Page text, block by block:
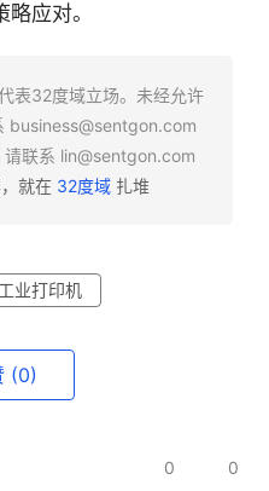
应对。
表32度域立场。未经允许
business@sentgon.com
联系 lin@sentgon.com
就在 32度域扎堆
工业打印机
(0)
0 0